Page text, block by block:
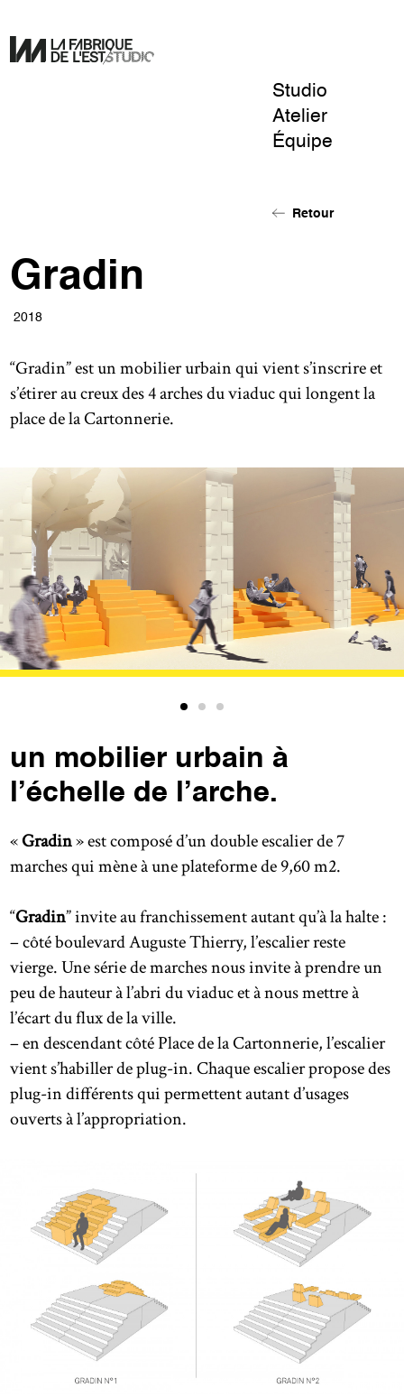
Studio
Atelier
Équipe
Retour
Gradin
2018
“Gradin” est un mobilier urbain qui vient s’inscrire et
s’étirer au creux des 4 arches du viaduc qui longent la
place de la Cartonnerie.
un mobilier urbain à
l’échelle de l’arche.
«Gradin» est composé d’un double escalier de 7
marches qui mène à une plateforme de 9,60 m2.
“Gradin” invite au franchissement autant qu’à la halte :
– côté boulevard Auguste Thierry, l’escalier reste
vierge. Une série de marches nous invite à prendre un
peu de hauteur à l’abri du viaduc et à nous mettre à
l’écart du flux de la ville.
– en descendant côté Place de la Cartonnerie, l’escalier
vient s’habiller de plug-in. Chaque escalier propose des
plug-in différents qui permettent autant d’usages
ouverts à l’appropriation.